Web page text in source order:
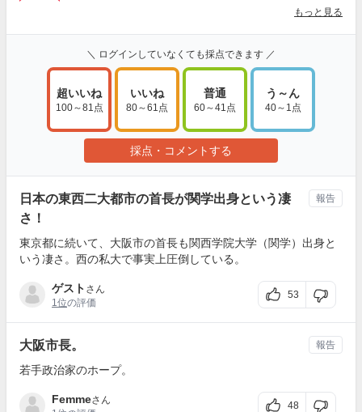
もっと見る
＼ ログインしていなくても採点できます ／
超いいね
100～81点
いいね
80～61点
普通
60～41点
う～ん
40～1点
採点・コメントする
日本の東西二大都市の首長が関学出身という凄
さ！
東京都に続いて、大阪市の首長も関西学院大学（関学）出身と
いう凄さ。西の私大で事実上圧倒している。
ゲスト さん
1位の評価
53
報告
大阪市長。
若手政治家のホープ。
Femmeさん
48
報告